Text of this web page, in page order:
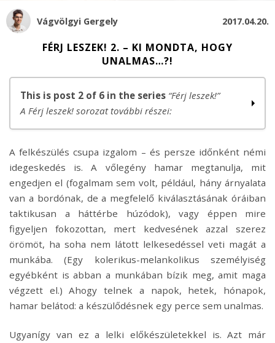
Vágvölgyi Gergely 2017.04.20.
FÉRJ LESZEK! 2. – KI MONDTA, HOGY
UNALMAS…?!
This is post 2 of 6 in the series “Férj leszek!”
A Férj leszek! sorozat további részei:
Férj leszek! 2. – Ki mondta, hogy unalmas…?!
Férj leszek! 3. – Na, milyen a házasélet?
Férj leszek! 4. – 12 dolog, amit jó (lett volna) tudni
Férj leszek! 5. – Az Isten előtt kimondott igen
Férj leszek! – A párkapcsolat legnagyobb trükkje: erőt
kovácsolni a vitákból
A felkészülés csupa izgalom – és persze időnként némi
idegeskedés is. A vőlegény hamar megtanulja, mit
engedjen el (fogalmam sem volt, például, hány árnyalata
van a bordónak, de a megfelelő kiválasztásának óráiban
taktikusan a háttérbe húzódok), vagy éppen mire
figyeljen fokozottan, mert kedvesének azzal szerez
örömöt, ha soha nem látott lelkesedéssel veti magát a
munkába. (Egy kolerikus-melankolikus személyiség
egyébként is abban a munkában bízik meg, amit maga
végzett el.) Ahogy telnek a napok, hetek, hónapok,
hamar belátod: a készülődésnek egy perce sem unalmas.
Ugyanígy van ez a lelki előkészületekkel is. Azt már